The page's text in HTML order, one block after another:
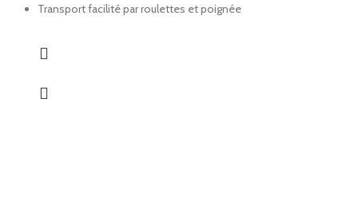
Transport facilité par roulettes et poignée